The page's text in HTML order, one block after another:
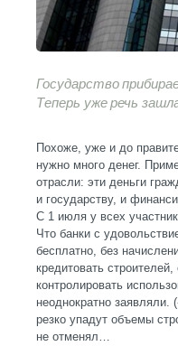
Государство
Теперь уже речь
Похоже, уже и до
нужно много денег.
отрасли: эти деньги
и государству, и
С 1 июля у всех
Что банки с
бесплатно, без
кредитовать
контролировать
неоднократно
резко упадут объемы
не отменял…